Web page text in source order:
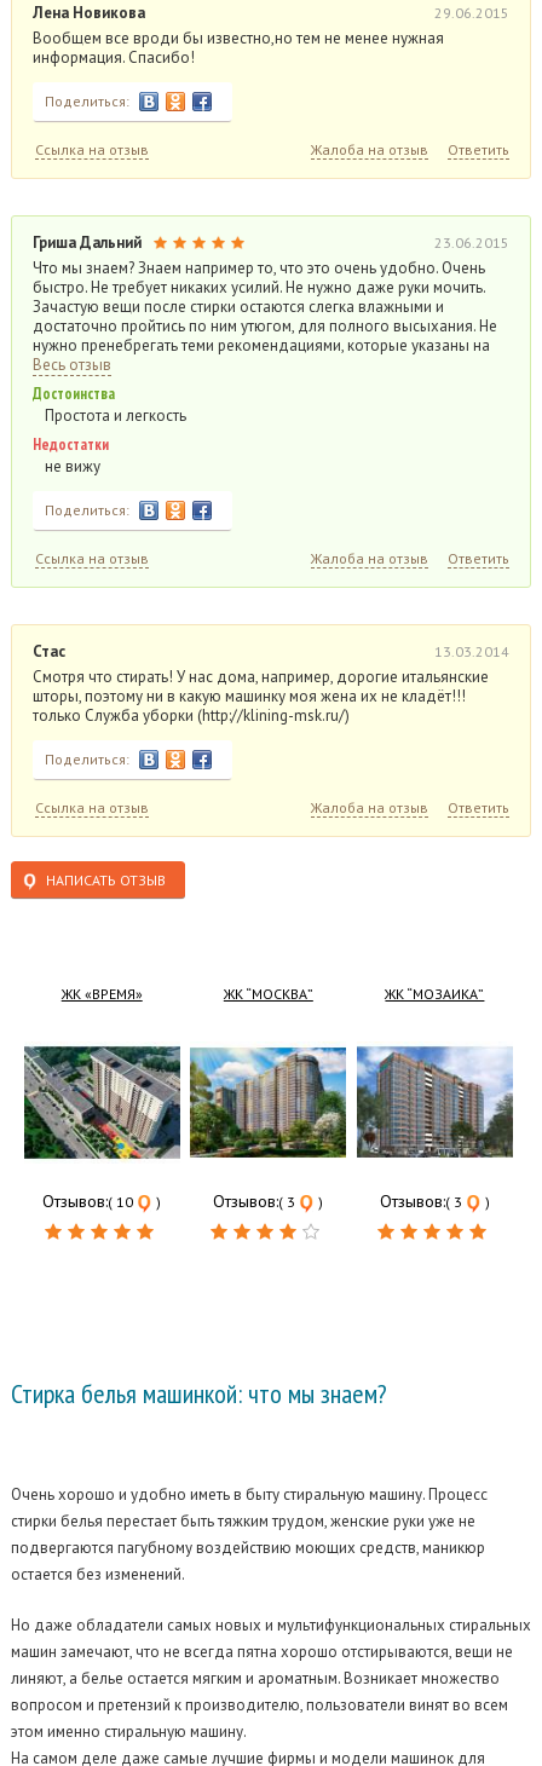
Лена Новикова 29.06.2015
Вообщем все вроди бы известно,но тем не менее нужная
информация. Спасибо!
Поделиться:
Ссылка на отзыв Жалоба на отзыв Ответить
Гриша Дальний 23.06.2015
Что мы знаем? Знаем например то, что это очень удобно. Очень
быстро. Не требует никаких усилий. Не нужно даже руки мочить.
Зачастую вещи после стирки остаются слегка влажными и
достаточно пройтись по ним утюгом, для полного высыхания. Не
нужно пренебрегать теми рекомендациями, которые указаны на
Весь отзыв
Достоинства
Простота и легкость
Недостатки
не вижу
Поделиться:
Ссылка на отзыв Жалоба на отзыв Ответить
Стас 13.03.2014
Смотря что стирать! У нас дома, например, дорогие итальянские
шторы, поэтому ни в какую машинку моя жена их не кладёт!!!
только Служба уборки (http://klining-msk.ru/)
Поделиться:
Ссылка на отзыв Жалоба на отзыв Ответить
НАПИСАТЬ ОТЗЫВ
ЖК «ВРЕМЯ»
Отзывов:( 10 )
ЖК “МОСКВА”
Отзывов:( 3 )
ЖК “МОЗАИКА”
Отзывов:( 3 )
Стирка белья машинкой: что мы знаем?
Очень хорошо и удобно иметь в быту стиральную машину. Процесс
стирки белья перестает быть тяжким трудом, женские руки уже не
подвергаются пагубному воздействию моющих средств,маникюр
остается без изменений.
Но даже обладатели самых новых и мультифункциональных стиральных
машин замечают, что не всегда пятна хорошо отстирываются, вещи не
линяют, а белье остается мягким и ароматным. Возникает множество
вопросом и претензий к производителю, пользователи винят во всем
этом именно стиральную машину.
На самом деле даже самые лучшие фирмы и модели машинок для